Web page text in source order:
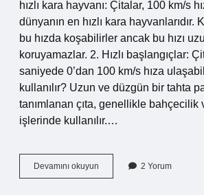
hızlı kara hayvanı: Çitalar, 100 km/s
dünyanın en hızlı kara hayvanlarıdır.
bu hızda koşabilirler ancak bu hızı
koruyamazlar. 2. Hızlı başlangıçlar:
saniyede 0’dan 100 km/s hıza
kullanılır? Uzun ve düzgün bir tahta
tanımlanan çıta, genellikle bahçecilik
işlerinde kullanılır.…
Devamını okuyun
Ne
2 Yorum